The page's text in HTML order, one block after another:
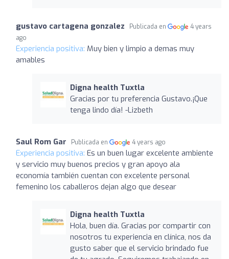
gustavo cartagena gonzalez Publicada en
4 years
ago
Experiencia positiva: Muy bien y limpio a demas muy
amables
Digna health Tuxtla
Gracias por tu preferencia Gustavo.¡Que
tenga lindo día! -Lizbeth
Saul Rom Gar Publicada en 4 years ago
Experiencia positiva: Es un buen lugar excelente ambiente
y servicio muy buenos precios y gran apoyo ala
economía también cuentan con excelente personal
femenino los caballeros dejan algo que desear
Digna health Tuxtla
Hola, buen día. Gracias por compartir con
nosotros tu experiencia en clínica, nos da
gusto saber que el servicio brindado fue